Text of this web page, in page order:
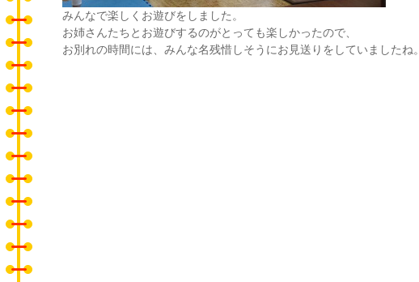
みんなで楽しくお遊びをしました。
お姉さんたちとお遊びするのがとっても楽しかったので、
お別れの時間には、みんな名残惜しそうにお見送りをしていましたね。